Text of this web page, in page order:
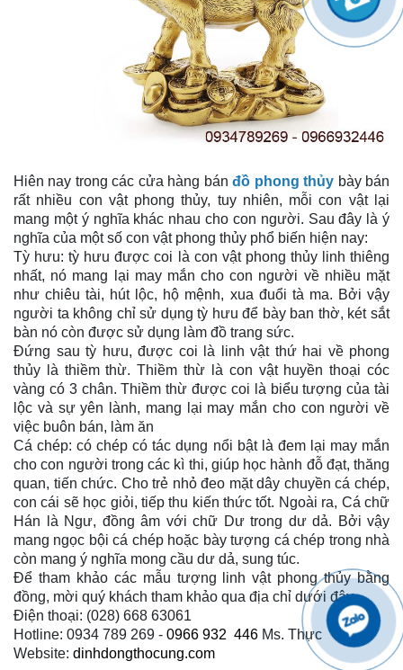
Hiên nay trong các cửa hàng bánđồ phong thủy bày bán
rất nhiều con vật phong thủy, tuy nhiên, mỗi con vật lại
mang một ý nghĩa khác nhau cho con người. Sau đây là ý
nghĩa của một số con vật phong thủy phổ biến hiện nay:
Tỳ hưu: tỳ hưu được coi là con vật phong thủy linh thiêng
nhất, nó mang lại may mắn cho con người về nhiều mặt
như chiêu tài, hút lộc, hộ mệnh, xua đuổi tà ma. Bởi vậy
người ta không chỉ sử dụng tỳ hưu để bày ban thờ, két sắt
bàn nó còn được sử dụng làm đồ trang sức.
Đứng sau tỳ hưu, được coi là linh vật thứ hai về phong
thủy là thiềm thừ. Thiềm thừ là con vật huyền thoại cóc
vàng có 3 chân. Thiềm thừ được coi là biểu tượng của tài
lộc và sự yên lành, mang lại may mắn cho con người về
việc buôn bán, làm ăn
Cá chép: có chép có tác dụng nổi bật là đem lại may mắn
cho con người trong các kì thi, giúp học hành đỗ đạt, thăng
quan, tiến chức. Cho trẻ nhỏ đeo mặt dây chuyền cá chép,
con cái sẽ học giỏi, tiếp thu kiến thức tốt. Ngoài ra, Cá chữ
Hán là Ngư, đồng âm với chữ Dư trong dư dả. Bởi vậy
mang ngọc bội cá chép hoặc bày tượng cá chép trong nhà
còn mang ý nghĩa mong cầu dư dả, sung túc.
Để tham khảo các mẫu tượng linh vật phong thủy bằng
đồng, mời quý khách tham khảo qua địa chỉ dưới đây
Điện thoại: (028) 668 63061
Hotline: 0934 789 269 - 0966 932 446 Ms. Thực
Website: dinhdongthocung.com